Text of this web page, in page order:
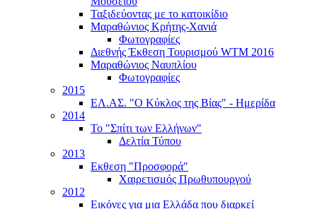
Ταξιδεύοντας με το κατοικίδιο
Μαραθώνιος Κρήτης-Χανιά
Φωτογραφίες
Διεθνής Έκθεση Τουρισμού WTM 2016
Μαραθώνιος Ναυπλίου
Φωτογραφίες
2015
ΕΛ.ΑΣ. "Ο Κύκλος της Βίας" - Ημερίδα
2014
Το "Σπίτι των Ελλήνων"
Δελτία Τύπου
2013
Εκθεση "Προσφορά"
Χαιρετισμός Πρωθυπουργού
2012
Εικόνες για μια Ελλάδα που διαρκεί